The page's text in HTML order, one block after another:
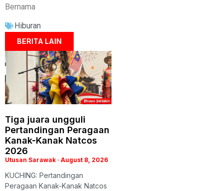
Bernama
Hiburan
BERITA LAIN
Tiga juara ungguli
Pertandingan Peragaan
Kanak-Kanak Natcos
2026
Utusan Sarawak August 8, 2026
KUCHING: Pertandingan
Peragaan Kanak-Kanak Natcos